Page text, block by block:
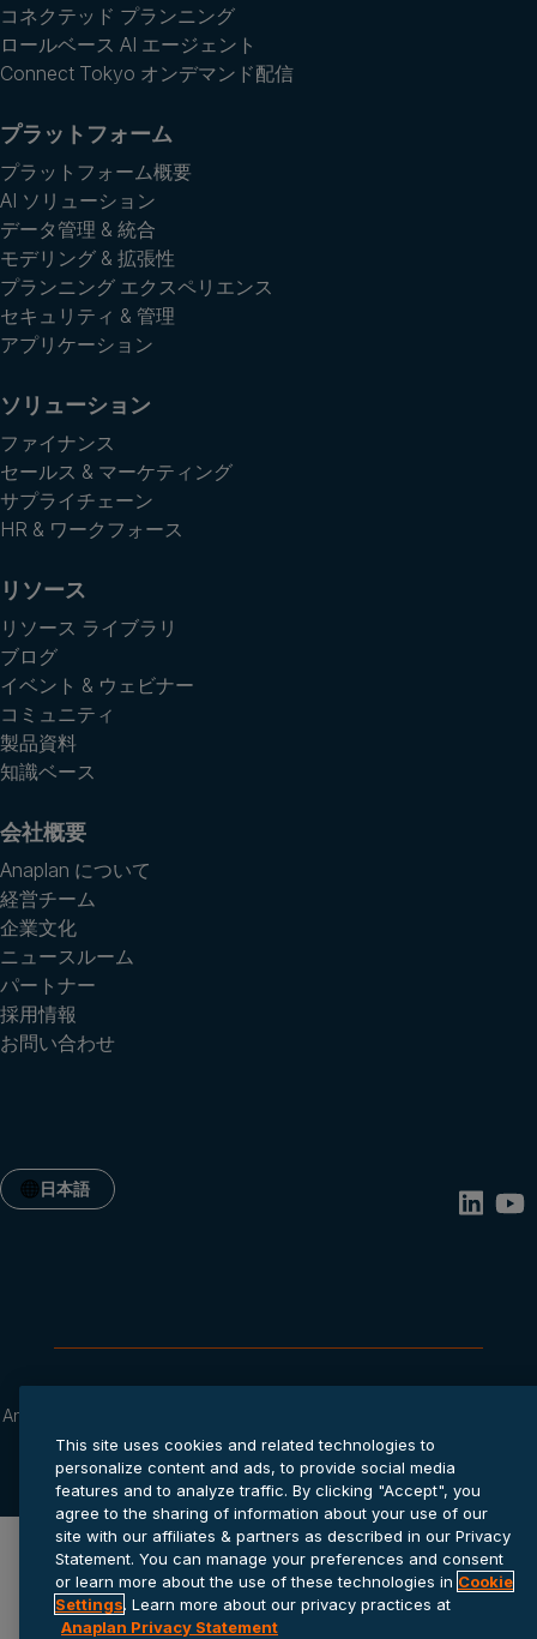
コネクテッド プランニング
ロールベース AI エージェント
Connect Tokyo オンデマンド配信
プラットフォーム
プラットフォーム概要
AI ソリューション
データ管理 & 統合
モデリング & 拡張性
プランニング エクスペリエンス
セキュリティ & 管理
アプリケーション
ソリューション
ファイナンス
セールス & マーケティング
サプライチェーン
HR & ワークフォース
リソース
リソース ライブラリ
ブログ
イベント & ウェビナー
コミュニティ
製品資料
知識ベース
会社概要
Anaplan について
経営チーム
企業文化
ニュースルーム
パートナー
採用情報
お問い合わせ
日本語
© 2026 Anaplan, Inc. All rights reserved.
Anaplanプライバシー ステートメ
This site uses cookies and related technologies to
personalize content and ads, to provide social media
features and to analyze traffic. By clicking "Accept", you
agree to the sharing of information about your use of our
site with our affiliates & partners as described in our Privacy
Statement. You can manage your preferences and consent
or learn more about the use of these technologies in Cookie
Settings. Learn more about our privacy practices at
Anaplan Privacy Statement